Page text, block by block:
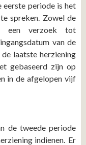
eerste periode is het
spreken. Zowel de
een verzoek tot
van de
laatste herziening
gebaseerd zijn op
in de afgelopen vijf
de tweede periode
indienen. Er